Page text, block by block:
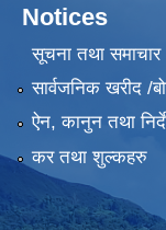
Notices
सूचना तथा समाचार
सार्वजनिक खरीद /
ऐन, कानुन तथा
कर तथा शुल्कहरु